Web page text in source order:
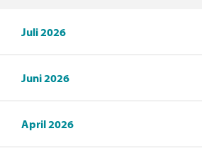
Juli 2026
Juni 2026
April 2026